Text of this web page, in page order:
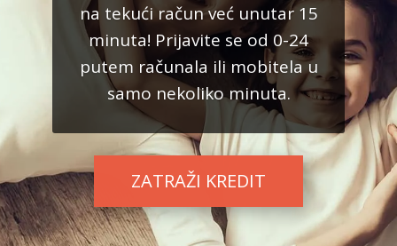
na tekući račun već unutar 15
minuta! Prijavite se od 0-24
putem računala ili mobitela u
samo nekoliko minuta.
ZATRAŽI KREDIT